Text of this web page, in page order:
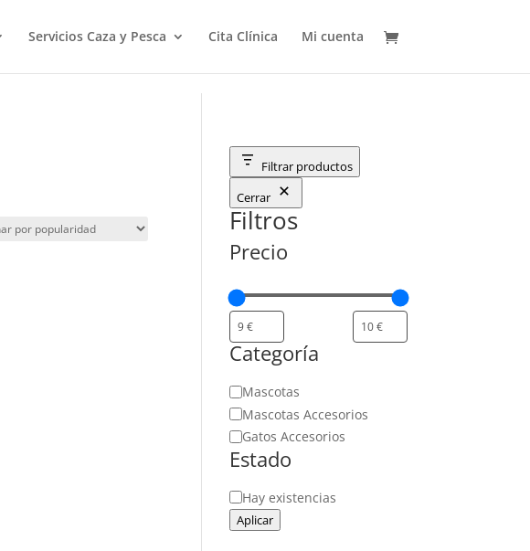
Servicios Caza y Pesca Cita Clínica Mi cuenta
Filtrar productos
Cerrar
Filtros
Precio
Categoría
Categoría
Mascotas
Mascotas Accesorios
Gatos Accesorios
Estado
Estado
Hay existencias
Aplicar